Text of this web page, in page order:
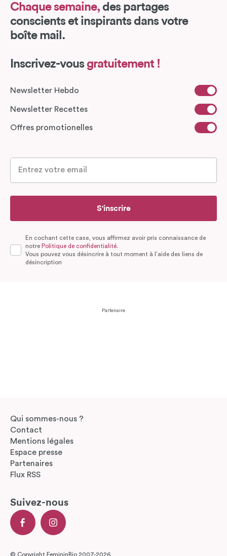
Chaque semaine, des partages
conscients et inspirants dans votre
boîte mail.
Inscrivez-vous gratuitement !
Newsletter Hebdo
Newsletter Recettes
Offres promotionelles
S'inscrire
En cochant cette case, vous affirmez avoir pris connaissance de
notre Politique de confidentialité.
Vous pouvez vous désincrire à tout moment à l’aide des liens de
désincription
Partenaire
Qui sommes-nous ?
Contact
Mentions légales
Espace presse
Partenaires
Flux RSS
Suivez-nous
© Copyright FemininBio 2007-2026